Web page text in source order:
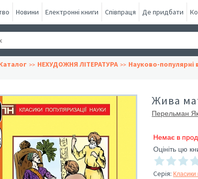
Новини Електронні книги Співпраця Де придбати
НЕХУДОЖНЯ ЛІТЕРАТУРА Науково-популярні
Жива
Перельман
Немає в
Оцініть цю
Серія: Класики